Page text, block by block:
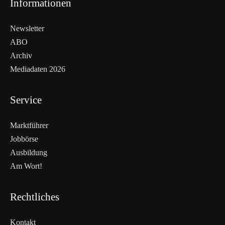
Informationen
Newsletter
ABO
Archiv
Mediadaten 2026
Service
Marktführer
Jobbörse
Ausbildung
Am Wort!
Rechtliches
Kontakt